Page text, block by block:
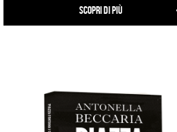
Scopri di più